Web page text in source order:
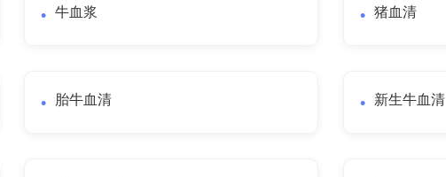
牛血浆 猪血清
胎牛血清 新生牛血清